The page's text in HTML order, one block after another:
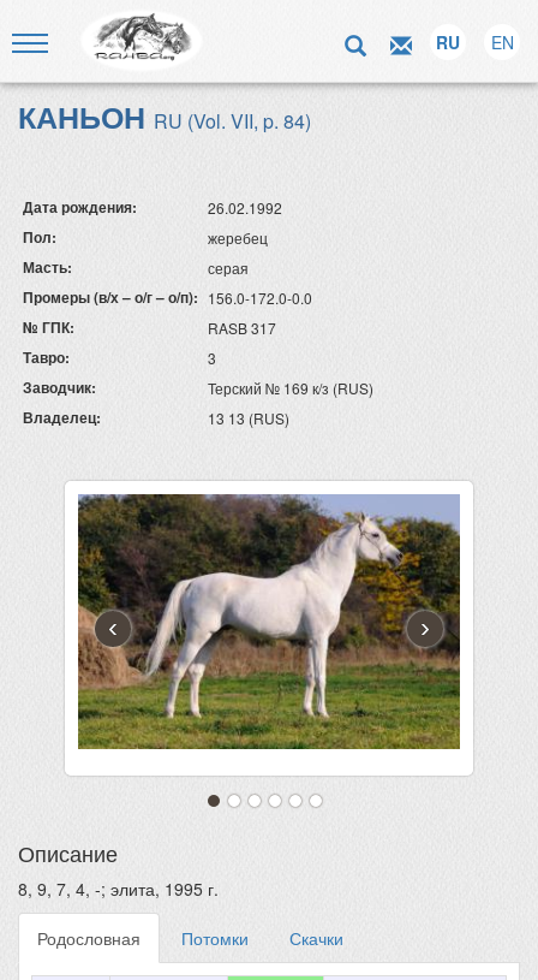
RU EN
КАНЬОН RU (Vol. VII, p. 84)
Дата рождения: 26.02.1992
Пол: жеребец
Масть: серая
Промеры (в/х – о/г – о/п): 156.0-172.0-0.0
№ ГПК: RASB 317
Тавро: 3
Заводчик: Терский № 169 к/з (RUS)
Владелец: 13 13 (RUS)
‹ ›
Описание
8, 9, 7, 4, -; элита, 1995 г.
Родословная Потомки Скачки